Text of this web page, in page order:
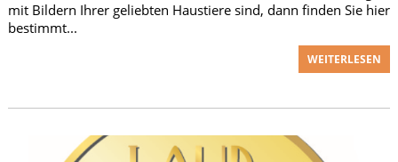
mit Bildern Ihrer geliebten Haustiere sind, dann finden Sie hier
bestimmt...
WEITERLESEN